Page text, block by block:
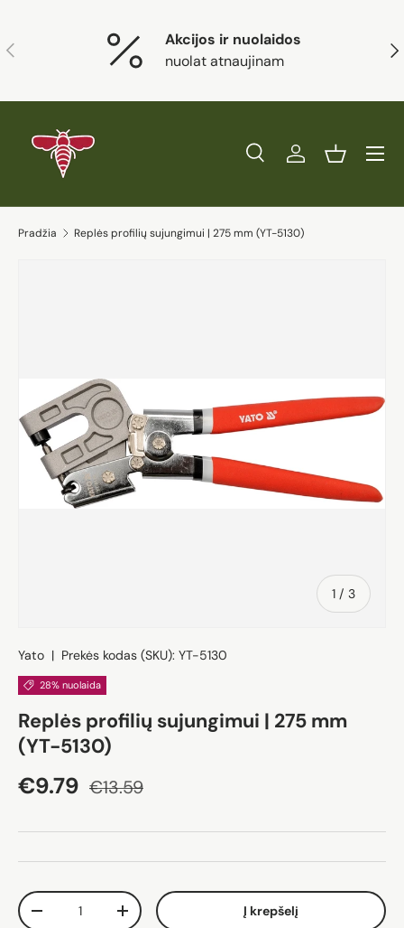
Ankstesnis
Akcijos ir nuolaidos
nuolat atnaujinam
Ieškoti
Prekės tipas
PaieškaPrisijungtiKrepšelis
Pradžia Replės profilių sujungimui | 275 mm (YT-5130)
1 / iš
3
Yato | Prekės kodas (SKU): YT-5130
28% nuolaida
Replės profilių sujungimui | 275 mm
(YT-5130)
Akcijos kaina
€9.79 Įprasta kaina
€13.59
Kiekis
Sumažinti kiekįPadidinti kiekį Į krepšelį